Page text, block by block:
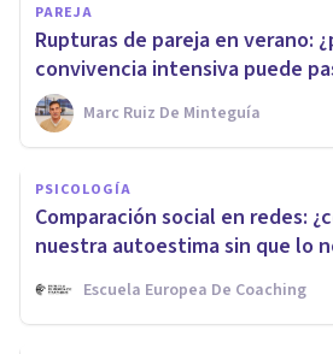
PAREJA
Rupturas de pareja en verano:
convivencia intensiva puede
Marc Ruiz De Minteguía
PSICOLOGÍA
Comparación social en redes:
nuestra autoestima sin que lo
Escuela Europea De Coaching